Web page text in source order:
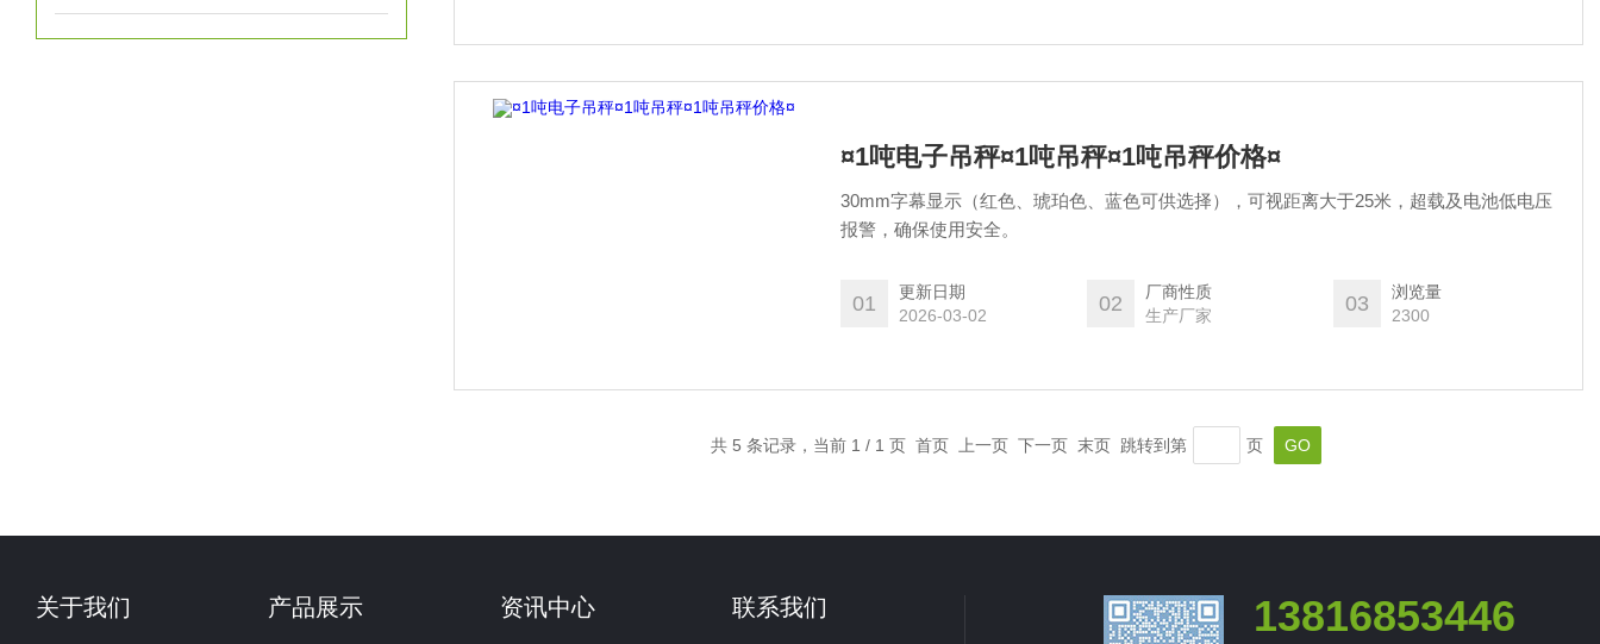
¤1吨电子吊秤¤1吨吊秤¤1吨吊秤价格¤
30mm字幕显示（红色、琥珀色、蓝色可供选择），可视距离大于25米，超载及电池低电压
报警，确保使用安全。
01
更新日期
2026-03-02
02
厂商性质
生产厂家
03
浏览量
2300
共 5 条记录，当前 1 / 1 页 首页 上一页 下一页 末页 跳转到第 页
关于我们 产品展示 资讯中心 联系我们 13816853446